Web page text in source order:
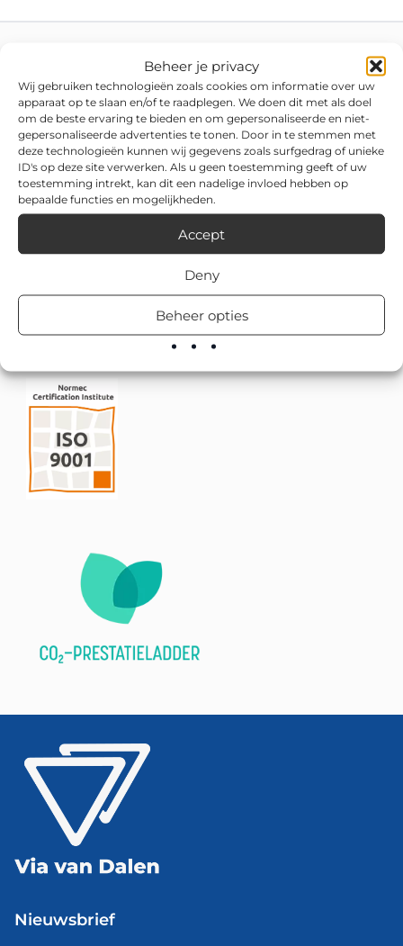
Beheer je privacy
Wij gebruiken technologieën zoals cookies om informatie over uw
apparaat op te slaan en/of te raadplegen. We doen dit met als doel
om de beste ervaring te bieden en om gepersonaliseerde en niet-
gepersonaliseerde advertenties te tonen. Door in te stemmen met
deze technologieën kunnen wij gegevens zoals surfgedrag of unieke
ID's op deze site verwerken. Als u geen toestemming geeft of uw
toestemming intrekt, kan dit een nadelige invloed hebben op
bepaalde functies en mogelijkheden.
Accept
Deny
Beheer opties
Nieuwsbrief